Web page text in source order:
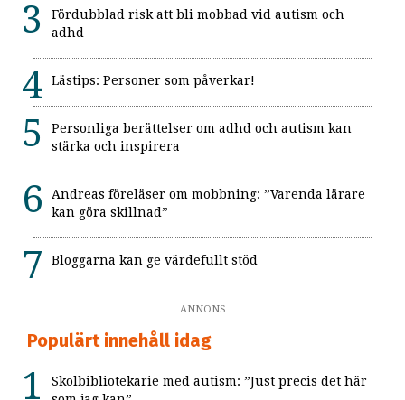
Fördubblad risk att bli mobbad vid autism och
adhd
Lästips: Personer som påverkar!
Personliga berättelser om adhd och autism kan
stärka och inspirera
Andreas föreläser om mobbning: ”Varenda lärare
kan göra skillnad”
Bloggarna kan ge värdefullt stöd
ANNONS
Populärt innehåll idag
Skolbibliotekarie med autism: ”Just precis det här